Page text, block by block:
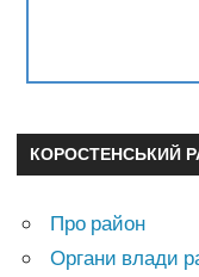
КОРОСТЕНСЬКИЙ
Про район
Органи влади